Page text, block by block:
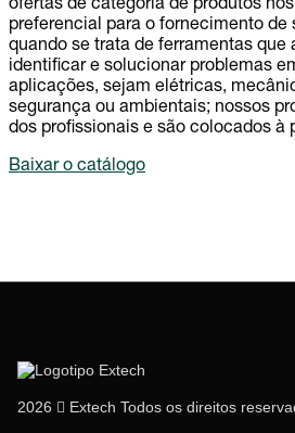
ofertas de categoria de produtos
preferencial para o fornecimento de
quando se trata de ferramentas que
identificar e solucionar problemas
aplicações, sejam elétricas,
segurança ou ambientais; nossos
dos profissionais e são colocados à
Baixar o catálogo
2026  Extech Todos os direitos